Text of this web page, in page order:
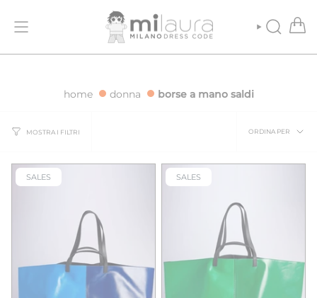
contenuto
PER ORDINI SUPERIORI A 500€
CERCA
home donna borse a mano saldi
MOSTRA I FILTRI
Ordina
ORDINA PER
SALES SALES